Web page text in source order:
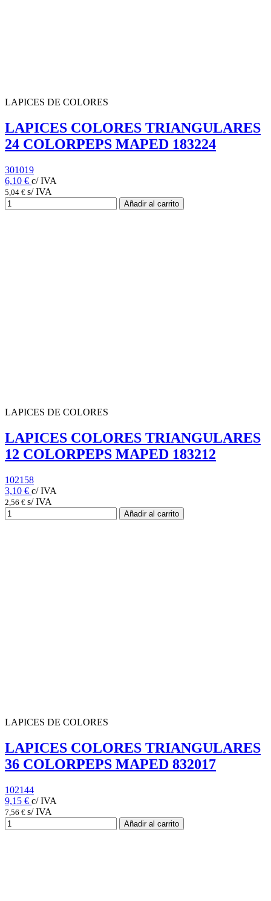
LAPICES DE COLORES
LAPICES COLORES TRIANGULARES
24 COLORPEPS MAPED 183224
301019
6,10 € c/ IVA
5,04 € s/ IVA
Añadir al carrito
LAPICES DE COLORES
LAPICES COLORES TRIANGULARES
12 COLORPEPS MAPED 183212
102158
3,10 € c/ IVA
2,56 € s/ IVA
Añadir al carrito
LAPICES DE COLORES
LAPICES COLORES TRIANGULARES
36 COLORPEPS MAPED 832017
102144
9,15 € c/ IVA
7,56 € s/ IVA
Añadir al carrito